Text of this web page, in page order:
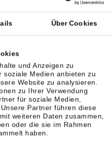
Über Cookies
und Anzeigen zu
soziale Medien anbieten zu
Website zu analysieren.
zu Ihrer Verwendung
für soziale Medien,
Partner führen diese
weiteren Daten zusammen,
oder die sie im Rahmen
haben.